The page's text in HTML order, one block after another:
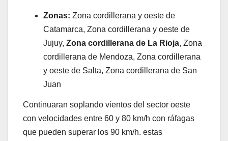
Zonas: Zona cordillerana y oeste de
Catamarca, Zona cordillerana y oeste de
Jujuy, Zona cordillerana de La Rioja, Zona
cordillerana de Mendoza, Zona cordillerana
y oeste de Salta, Zona cordillerana de San
Juan
Continuaran soplando vientos del sector oeste
con velocidades entre 60 y 80 km/h con ráfagas
que pueden superar los 90 km/h. estas